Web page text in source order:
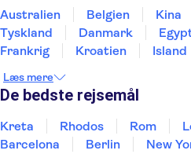
Australien Belgien Kina
Tyskland
Danmark
Frankrig
Kroatien Island
Thailand
Tyrkiet
Læs mere
De bedste rejsemål
Kreta Rhodos Rom
Barcelona
Berlin New